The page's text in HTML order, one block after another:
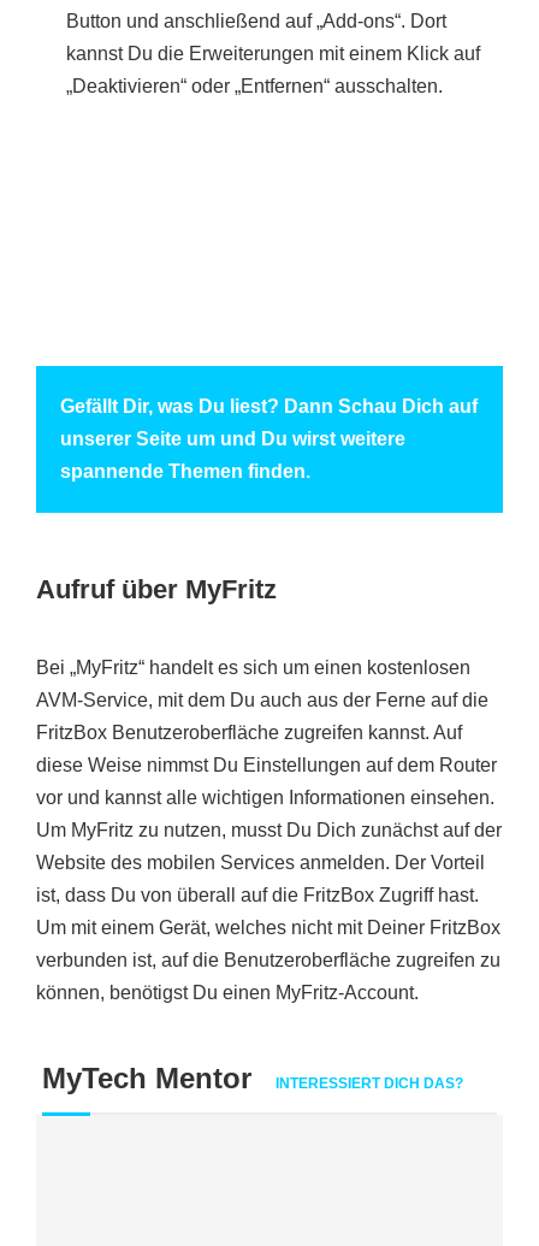
Button und anschließend auf „Add-ons“. Dort
kannst Du die Erweiterungen mit einem Klick auf
„Deaktivieren“ oder „Entfernen“ ausschalten.
Gefällt Dir, was Du liest? Dann Schau Dich auf
unserer Seite um und Du wirst weitere
spannende Themen finden.
Aufruf über MyFritz
Bei „MyFritz“ handelt es sich um einen kostenlosen
AVM-Service, mit dem Du auch aus der Ferne auf die
FritzBox Benutzeroberfläche zugreifen kannst. Auf
diese Weise nimmst Du Einstellungen auf dem Router
vor und kannst alle wichtigen Informationen einsehen.
Um MyFritz zu nutzen, musst Du Dich zunächst auf der
Website des mobilen Services anmelden. Der Vorteil
ist, dass Du von überall auf die FritzBox Zugriff hast.
Um mit einem Gerät, welches nicht mit Deiner FritzBox
verbunden ist, auf die Benutzeroberfläche zugreifen zu
können, benötigst Du einen MyFritz-Account.
MyTech Mentor INTERESSIERT DICH DAS?